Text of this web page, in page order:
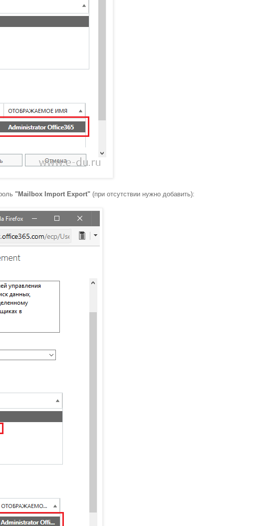
"Mailbox Import Export" (при отсутствии нужно добавить):